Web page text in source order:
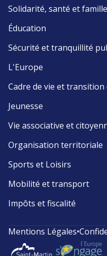
Solidarité, santé et famille
Éducation
Sécurité et tranquillité
L'Europe
Cadre de vie et transition
Jeunesse
Vie associative et
Organisation territoriale
Sports et Loisirs
Mobilité et transport
Impôts et fiscalité
Mentions Légales•